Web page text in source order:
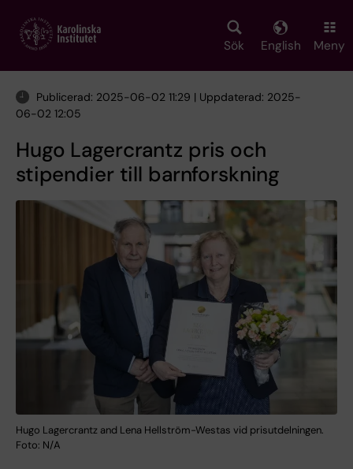
main
Sök English Meny
Publicerad: 2025-06-02 11:29 | Uppdaterad: 2025-
06-02 12:05
Hugo Lagercrantz pris och
stipendier till barnforskning
Hugo Lagercrantz and Lena Hellström-Westas vid prisutdelningen.
Foto: N/A